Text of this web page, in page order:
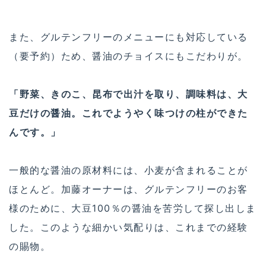
また、グルテンフリーのメニューにも対応している
（要予約）ため、醤油のチョイスにもこだわりが。
「野菜、きのこ、昆布で出汁を取り、調味料は、大
豆だけの醤油。これでようやく味つけの柱ができた
んです。」
一般的な醤油の原材料には、小麦が含まれることが
ほとんど。加藤オーナーは、グルテンフリーのお客
様のために、大豆100％の醤油を苦労して探し出しま
した。このような細かい気配りは、これまでの経験
の賜物。